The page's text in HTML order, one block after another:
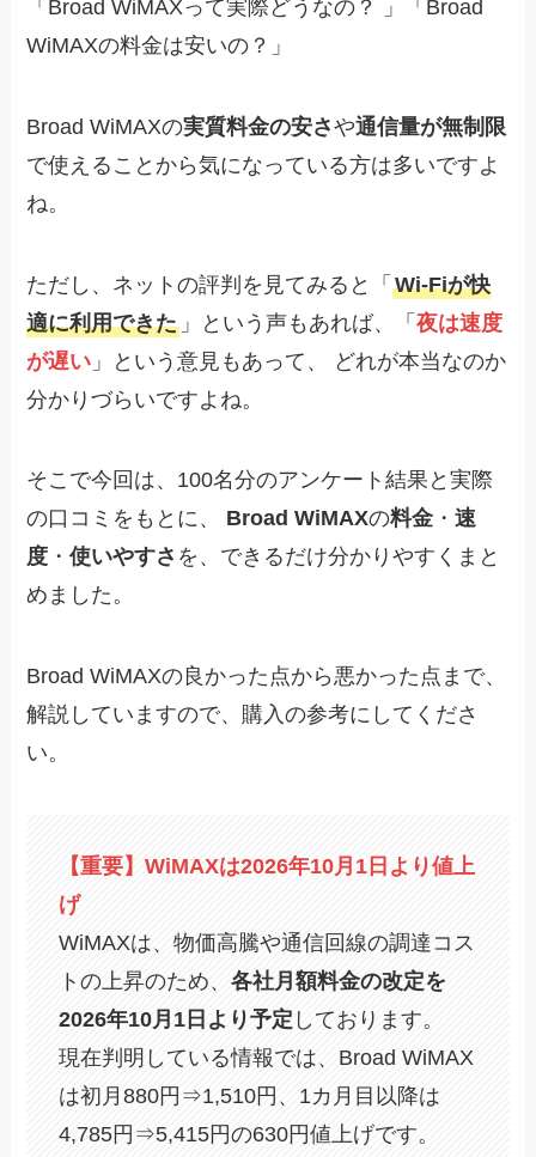
「Broad WiMAXって実際どうなの？ 」「Broad
WiMAXの料金は安いの？」
Broad WiMAXの実質料金の安さや通信量が無制限
で使えることから気になっている方は多いですよ
ね。
ただし、ネットの評判を見てみると「Wi-Fiが快
適に利用できた 」という声もあれば、「夜は速度
が遅い 」という意見もあって、 どれが本当なのか
分かりづらいですよね。
そこで今回は、100名分のアンケート結果と実際
の口コミをもとに、 Broad WiMAXの料金 ・速
度 ・使いやすさ を、できるだけ分かりやすくまと
めました。
Broad WiMAXの良かった点から悪かった点まで、
解説していますので、購入の参考にしてくださ
い。
【重要】WiMAXは2026年10月1日より値上
げ
WiMAXは、物価高騰や通信回線の調達コス
トの上昇のため、各社月額料金の改定を
2026年10月1日より予定 しております。
現在判明している情報では、Broad WiMAX
は初月880円⇒1,510円、1カ月目以降は
4,785円⇒5,415円の630円値上げです。